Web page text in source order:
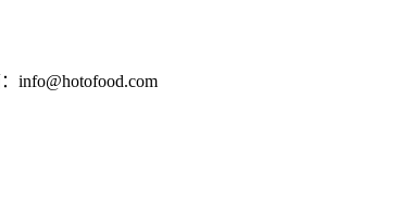
info@hotofood.com